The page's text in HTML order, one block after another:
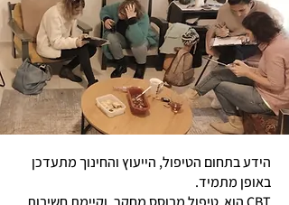
הידע בתחום הטיפול, הייעוץ והחינוך מתעדכן
באופן מתמיד.